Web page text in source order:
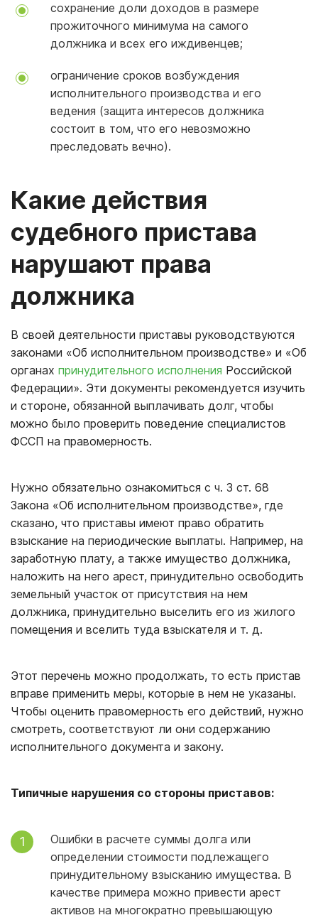
сохранение доли доходов в размере
прожиточного минимума на самого
должника и всех его иждивенцев;
ограничение сроков возбуждения
исполнительного производства и его
ведения (защита интересов должника
состоит в том, что его невозможно
преследовать вечно).
Какие действия
судебного пристава
нарушают права
должника
В своей деятельности приставы руководствуются
законами «Об исполнительном производстве» и «Об
органах принудительного исполнения Российской
Федерации». Эти документы рекомендуется изучить
и стороне, обязанной выплачивать долг, чтобы
можно было проверить поведение специалистов
ФССП на правомерность.
Нужно обязательно ознакомиться с ч. 3 ст. 68
Закона «Об исполнительном производстве», где
сказано, что приставы имеют право обратить
взыскание на периодические выплаты. Например, на
заработную плату, а также имущество должника,
наложить на него арест, принудительно освободить
земельный участок от присутствия на нем
должника, принудительно выселить его из жилого
помещения и вселить туда взыскателя и т. д.
Этот перечень можно продолжать, то есть пристав
вправе применить меры, которые в нем не указаны.
Чтобы оценить правомерность его действий, нужно
смотреть, соответствуют ли они содержанию
исполнительного документа и закону.
Типичные нарушения со стороны приставов:
Ошибки в расчете суммы долга или
определении стоимости подлежащего
принудительному взысканию имущества. В
качестве примера можно привести арест
активов на многократно превышающую